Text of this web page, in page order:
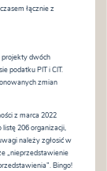
łącznie z
projekty dwóch
podatku PIT i CIT.
zmian
z marca 2022
listę 206 organizacji,
należy zgłosić w
„nieprzedstawienie
Bingo!